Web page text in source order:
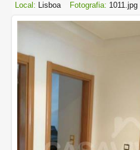
Local: Lisboa Fotografia: 1011.jpg